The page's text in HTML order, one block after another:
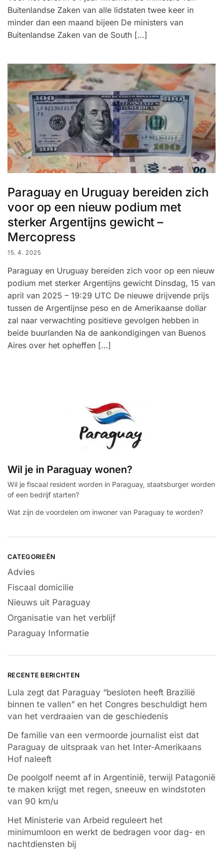
Buitenlandse Zaken van alle lidstaten twee keer in
minder dan een maand bijeen De ministers van
Buitenlandse Zaken van de South […]
Paraguay en Uruguay bereiden zich
voor op een nieuw podium met
sterker Argentijns gewicht –
Mercopress
15. 4. 2025
Paraguay en Uruguay bereiden zich voor op een nieuw
podium met sterker Argentijns gewicht Dinsdag, 15 van
april van 2025 – 19:29 UTC De nieuwe drijvende prijs
tussen de Argentijnse peso en de Amerikaanse dollar
zal naar verwachting positieve gevolgen hebben in
beide buurlanden Na de aankondigingen van Buenos
Aires over het opheffen […]
Wil je in Paraguay wonen?
Wil je fiscaal resident worden in Paraguay, staatsburger worden
of een bedrijf starten?
Wat zijn de voordelen om inwoner van Paraguay te worden?
CATEGORIEËN
Advies
Fiscaal domicilie
Nieuws uit Paraguay
Organisatie van het verblijf
Paraguay Informatie
RECENTE BERICHTEN
Lula zegt dat Paraguay “besloten heeft Brazilië
binnen te vallen” en het Congres beschuldigt hem
van het verdraaien van de geschiedenis
De familie van een vermoorde journalist eist dat
Paraguay de uitspraak van het Inter-Amerikaans
Hof naleeft
De poolgolf neemt af in Argentinië, terwijl Patagonië
te maken krijgt met regen, sneeuw en windstoten
van 90 km/u
Het Ministerie van Arbeid reguleert het
minimumloon en werkt de bedragen voor dag- en
nachtdiensten bij